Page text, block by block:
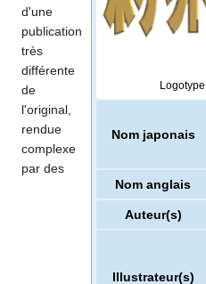
Nom japonais
Nom anglais
Auteur(s)
Illustrateur(s)
d'une
publication
très
différente
de
l'original,
rendue
complexe
par des